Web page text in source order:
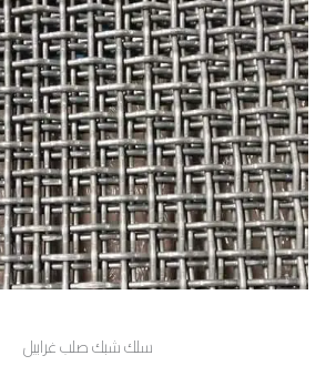
سلك شبك صلب غرابيل